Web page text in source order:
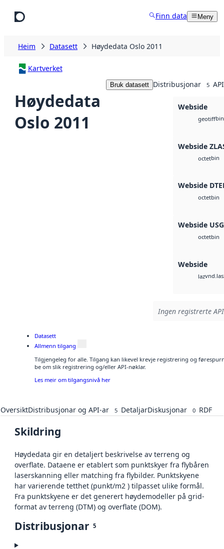
Finn data Meny
Heim Datasett Høydedata Oslo 2011
Kartverket
Høydedata
Oslo 2011
Bruk datasett Distribusjonar 5
Webside
geotiffbin
Webside
octetbin
Webside
octetbin
Webside
octetbin
Webside
laz
Ingen registrerte
Datasett
Allmenn tilgang
Tilgjengeleg for alle. Tilgang kan likevel krevje registrering og
be om slik registrering og/eller API-nøklar.
Les meir om tilgangsnivå her
OversiktDistribusjonar og API-ar 5 DetaljarDiskusjonar 0 RDF
Skildring
Høydedata gir en detaljert beskrivelse av terreng og
overflate. Dataene er etablert som punktskyer fra flybåren
laserskanning eller matching fra flybilder. Punktskyene
har varierende tetthet (punkt/m2 ) tilpasset ulike formål.
Fra punktskyene er det generert høydemodeller på grid-
format av terreng (DTM) og overflate (DOM).
Distribusjonar 5